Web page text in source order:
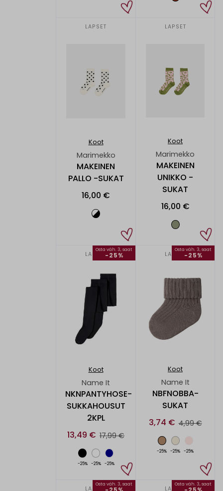
LAPSET
Koot
Marimekko
MAKEINEN
PALLO -SUKAT
16,00 €
LAPSET
Koot
Marimekko
MAKEINEN
UNIKKO -
SUKAT
16,00 €
LAPSET
Osta väh. 3, saat
-25%
Koot
Name It
NKNPANTYHOSE-
SUKKAHOUSUT
2KPL
13,49 € 17,99 €
-25% -25% -25%
LAPSET
Osta väh. 3, saat
-25%
Koot
Name It
NBFNOBBA-
SUKAT
3,74 € 4,99 €
-25% -25% -25%
LAPSET
Osta väh. 3, saat
LAPSET
Osta väh. 3, saat